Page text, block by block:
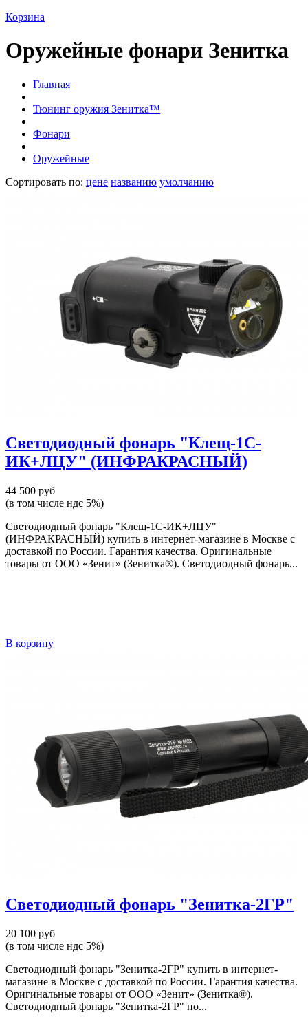
Корзина
Оружейные фонари Зенитка
Главная
Тюнинг оружия Зенитка™
Фонари
Оружейные
Сортировать по: цене названию умолчанию
Светодиодный фонарь "Клещ-1С-
ИК+ЛЦУ" (ИНФРАКРАСНЫЙ)
44 500 руб
(в том числе ндс 5%)
Светодиодный фонарь "Клещ-1С-ИК+ЛЦУ"
(ИНФРАКРАСНЫЙ) купить в интернет-магазине в Москве с
доставкой по России. Гарантия качества. Оригинальные
товары от ООО «Зенит» (Зенитка®). Светодиодный фонарь...
В корзину
Светодиодный фонарь "Зенитка-2ГР"
20 100 руб
(в том числе ндс 5%)
Светодиодный фонарь "Зенитка-2ГР" купить в интернет-
магазине в Москве с доставкой по России. Гарантия качества.
Оригинальные товары от ООО «Зенит» (Зенитка®).
Светодиодный фонарь "Зенитка-2ГР" по...